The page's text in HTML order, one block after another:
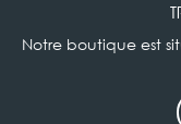
Notre boutique est